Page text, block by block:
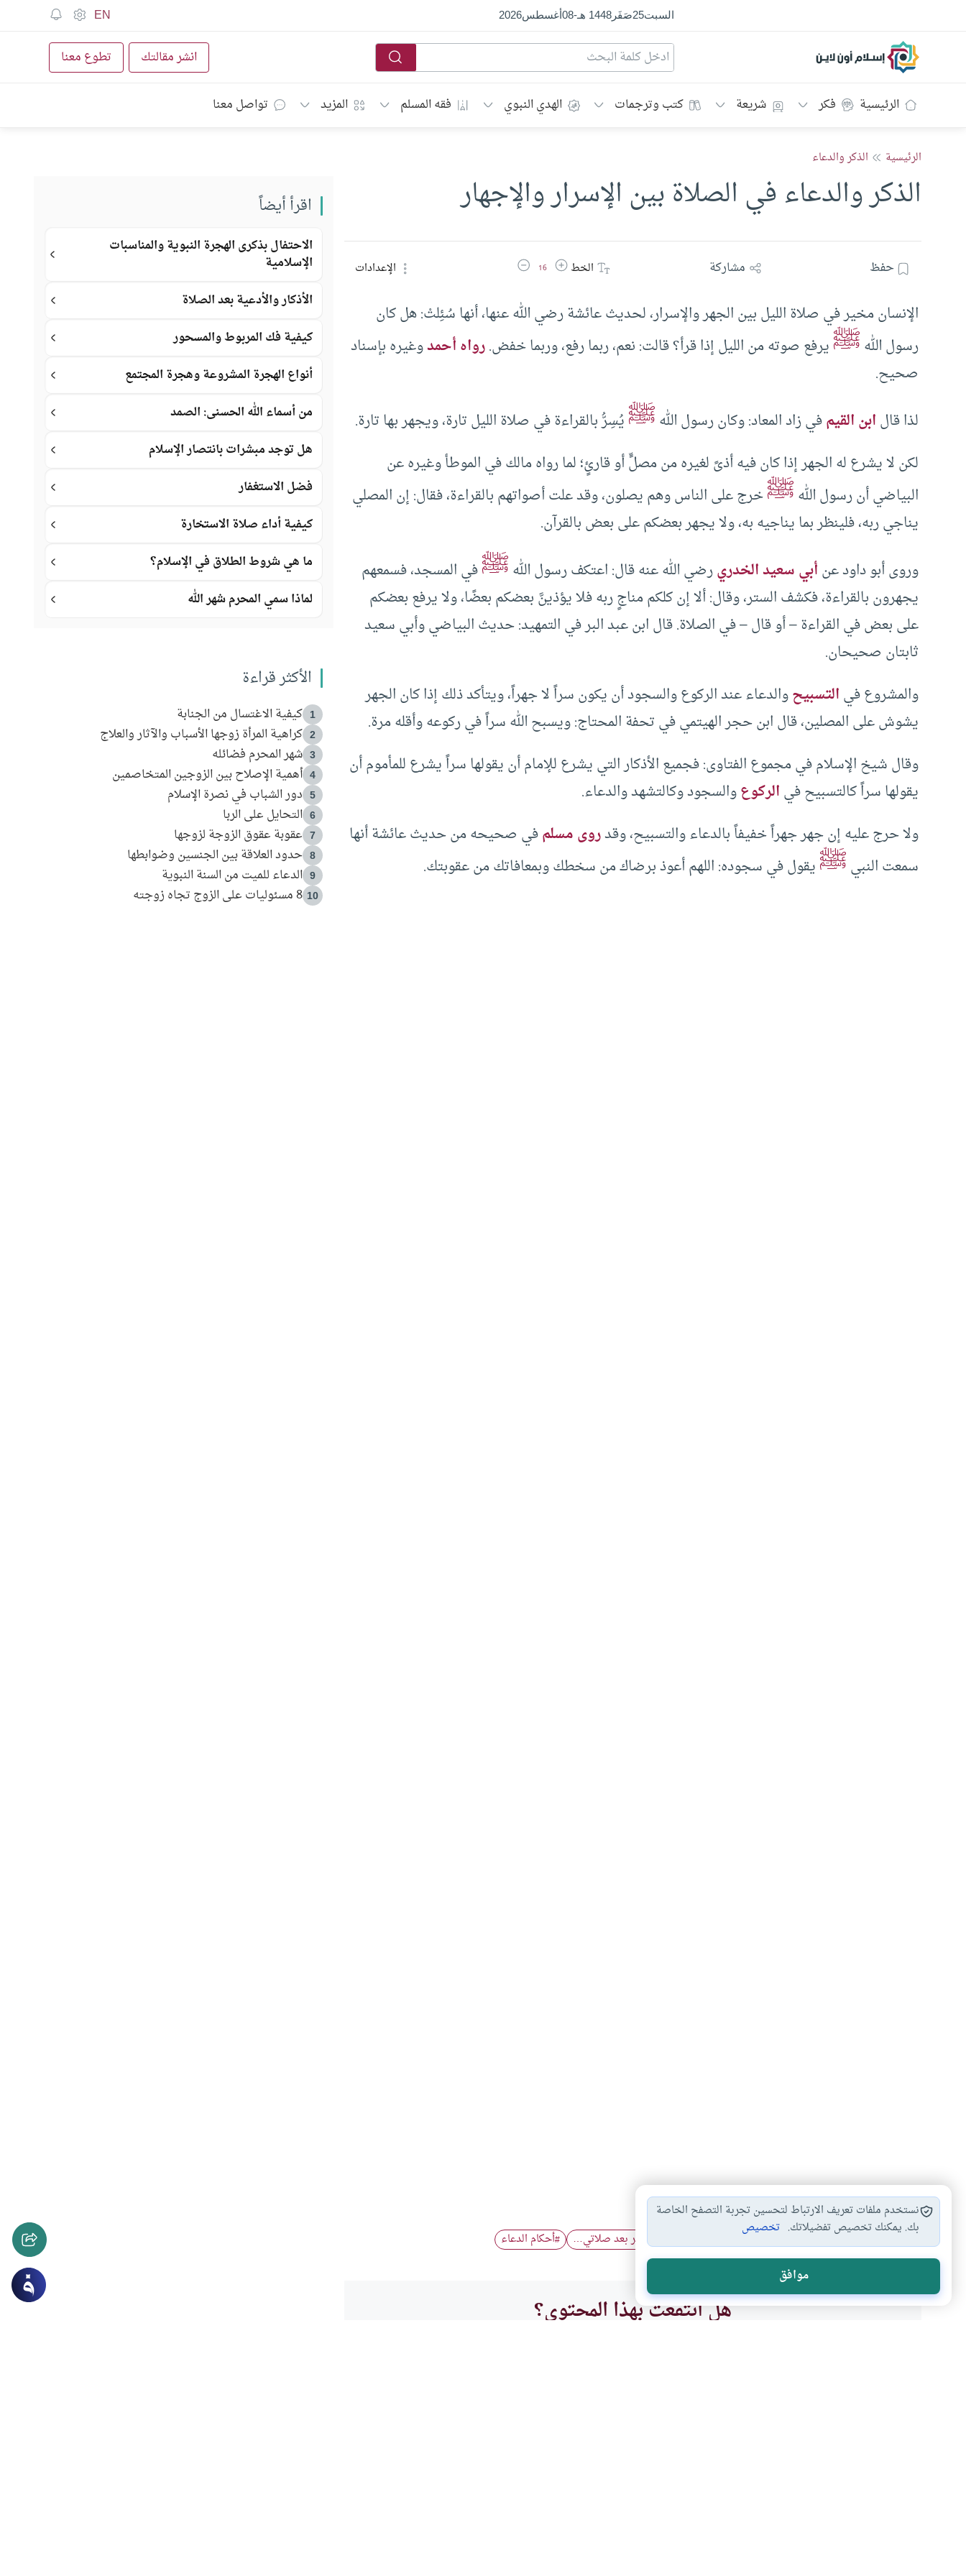
السبت25صَفَر1448 هـ -
08أغسطس2026
EN
إسلام أون لاين انشر مقالتك تطوع معنا
الرئيسية فكر شريعة كتب وترجمات الهدي النبوي فقه المسلم المزيد تواصل معنا
الرئيسية الذكر والدعاء
الذكر والدعاء في الصلاة بين الإسرار والإجهار
حفظ مشاركة الخطزيادة حجم الخط
16 تقليل حجم الخط الإعدادات
الإنسان مخير في صلاة الليل بين الجهر والإسرار، لحديث عائشة رضي الله عنها، أنها سُئِلتْ: هل كان
رسول اللهﷺيرفع صوته من الليل إذا قرأ؟ قالت: نعم، ربما رفع، وربما خفض.رواه أحمدوغيره بإسناد
صحيح.
لذا قالابن القيمفي زاد المعاد: وكان رسول اللهﷺيُسِرُّ بالقراءة في صلاة الليل تارة، ويجهر بها تارة.
لكن لا يشرع له الجهر إذا كان فيه أذىً لغيره من مصلٍّ أو قارئٍ؛ لما رواه مالك في الموطأ وغيره عن
البياضي أن رسول اللهﷺخرج على الناس وهم يصلون، وقد علت أصواتهم بالقراءة، فقال: إن المصلي
يناجي ربه، فلينظر بما يناجيه به، ولا يجهر بعضكم على بعض بالقرآن.
وروى أبو داود عنأبي سعيد الخدريرضي الله عنه قال: اعتكف رسول اللهﷺفي المسجد، فسمعهم
يجهرون بالقراءة، فكشف الستر، وقال: ألا إن كلكم مناجٍ ربه فلا يؤذينَّ بعضكم بعضًا، ولا يرفع بعضكم
على بعض في القراءة – أو قال – في الصلاة. قال ابن عبد البر في التمهيد: حديث البياضي وأبي سعيد
ثابتان صحيحان.
والمشروع فيالتسبيحوالدعاء عند الركوع والسجود أن يكون سراً لا جهراً، ويتأكد ذلك إذا كان الجهر
يشوش على المصلين، قال ابن حجر الهيتمي في تحفة المحتاج: ويسبح الله سراً في ركوعه وأقله مرة.
وقال شيخ الإسلام في مجموع الفتاوى: فجميع الأذكار التي يشرع للإمام أن يقولها سراً يشرع للمأموم أن
يقولها سراً كالتسبيح فيالركوعوالسجود وكالتشهد والدعاء.
ولا حرج عليه إن جهر جهراً خفيفاً بالدعاء والتسبيح، وقدروى مسلمفي صحيحه من حديث عائشة أنها
سمعت النبيﷺيقول في سجوده: اللهم أعوذ برضاك من سخطك وبمعافاتك من عقوبتك.
الدعاء في الصلاة الخشوع في الصلاة الذكر بعد صلاتي… #أحكام الدعاء
هل انتفعت بهذا المحتوى؟
اقرأ أيضاً
الاحتفال بذكرى الهجرة النبوية والمناسبات
الإسلامية
الأذكار والأدعية بعد الصلاة
كيفية فك المربوط والمسحور
أنواع الهجرة المشروعة وهجرة المجتمع
من أسماء الله الحسنى: الصمد
هل توجد مبشرات بانتصار الإسلام
فضل الاستغفار
كيفية أداء صلاة الاستخارة
ما هي شروط الطلاق في الإسلام؟
لماذا سمي المحرم شهر الله
الأكثر قراءة
1 كيفية الاغتسال من الجنابة
2 كراهية المرأة زوجها الأسباب والآثار والعلاج
3 شهر المحرم فضائله
4 أهمية الإصلاح بين الزوجين المتخاصمين
5 دور الشباب في نصرة الإسلام
6 التحايل على الربا
7 عقوبة عقوق الزوجة لزوجها
8 حدود العلاقة بين الجنسين وضوابطها
9 الدعاء للميت من السنة النبوية
10 8 مسئوليات على الزوج تجاه زوجته
نستخدم ملفات تعريف الارتباط لتحسين تجربة التصفح الخاصة
بك. يمكنك تخصيص تفضيلاتك. تخصيص
موافق